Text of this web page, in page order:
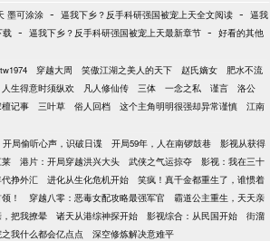
墨可涂涂 - 逼我下乡？反手科研强国被宠上天全文阅读 - 逼我
载 - 逼我下乡？反手科研强国被宠上天最新章节 - 好看的其他
穿越大周 笑傲江湖之美人的天下 赵氏嫡女
肥水不流
人生得意时须纵欢 凡人修仙传 三体 一念之私 谨言
洛公
记事 三叶草 俗人回档 这个主角明明很强却异常谨慎
江南
开局偷听心声，识破日谍 开局59年，人在南锣鼓巷
影视从获得
港片：开局穿越洪兴大头 武侠之气运掠夺
影视：我在三十
挣外汇 进化从生化危机开始
笑疯！真千金都重生了，谁惯着
！ 穿越八零：恶毒女配攻略最强军官
霸道公主重生，天天亲
把我撩晕 诸天从港综神探开始 影视综合：从民国开始
街溜
我什么都会亿点点 深空修炼解决意难平